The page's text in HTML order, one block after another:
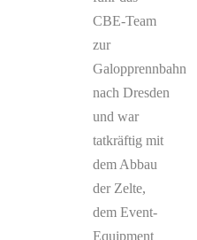
CBE-Team
zur
Galopprennbahn
nach Dresden
und war
tatkräftig mit
dem Abbau
der Zelte,
dem Event-
Equipment